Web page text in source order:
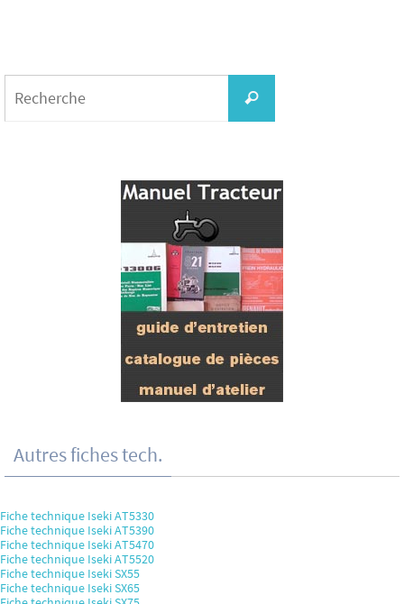
Recherche
Autres fiches tech.
Fiche technique Iseki AT5330
Fiche technique Iseki AT5390
Fiche technique Iseki AT5470
Fiche technique Iseki AT5520
Fiche technique Iseki SX55
Fiche technique Iseki SX65